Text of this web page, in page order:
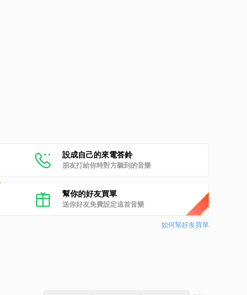
設成自己的來電答鈴
朋友打給你時對方聽到的音樂
幫你的好友買單
送你好友免費設定這首音樂
如何幫好友買單